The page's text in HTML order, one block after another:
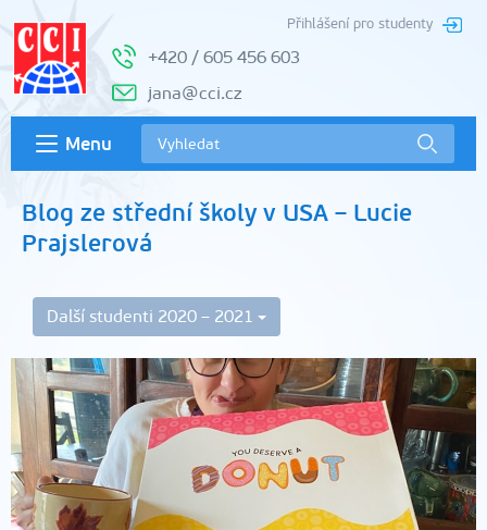
Přihlášení pro studenty
+420 / 605 456 603
jana@cci.cz
Menu
Blog ze střední školy v USA – Lucie
Prajslerová
Další studenti 2020 – 2021